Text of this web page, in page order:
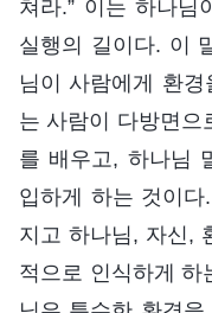
쳐라.” 이는 하나님
실행의 길이다. 이
님이 사람에게 환
는 사람이 다방면으
를 배우고, 하나님
입하게 하는 것이
지고 하나님, 자신,
적으로 인식하게 하